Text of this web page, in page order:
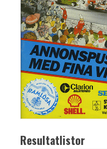
Resultatlistor